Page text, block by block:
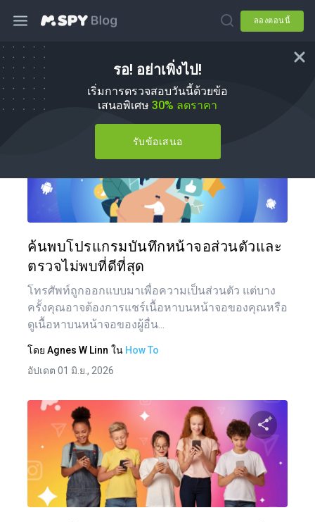
ลองตอนนี้
รอ! อย่าเพิ่งไป!
เริ่มการตรวจสอบวันนี้ด้วยข้อ
เสนอพิเศษ 30% ลดราคา
รับข้อเสนอ
วิธีการ
ค้นพบโปรแกรมบันทึกหน้าจอส่วนตัวและ
ตรวจไม่พบที่ดีที่สุด
โทรศัพท์ถูกออกแบบมาเพื่อความเป็นส่วนตัว แต่บาง
ครั้งคุณอาจต้องการแชร์เนื้อหาบนหน้าจอของคุณหรือ
ดูเนื้อหาบนหน้าจอของผู้อื่น...
โดย Agnes W Linn ใน How To
อัปเดต 01 มิ.ย., 2026